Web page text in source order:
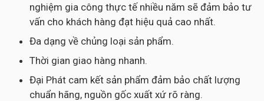
nghiệm gia công thực tế nhiều năm sẽ đảm bảo tư
vấn cho khách hàng đạt hiệu quả cao nhất.
Đa dạng về chủng loại sản phẩm.
Thời gian giao hàng nhanh.
Đại Phát cam kết sản phẩm đảm bảo chất lượng
chuẩn hãng, nguồn gốc xuất xứ rõ ràng.